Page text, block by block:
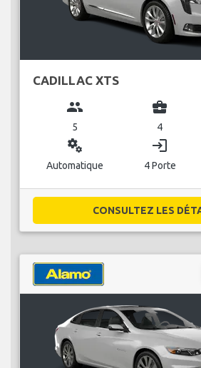
CADILLAC XTS
group
5
business_center
4
miscellaneous_services
Automatique
login
4 Porte
CONSULTEZ LES